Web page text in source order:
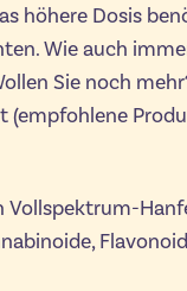
höhere Dosis
Wie auch
Sie noch